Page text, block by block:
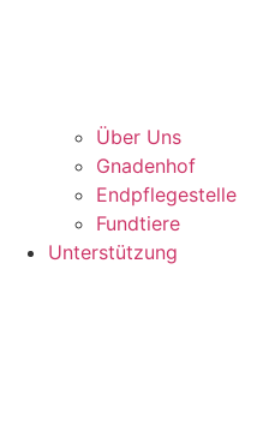
Über Uns
Gnadenhof
Endpflegestelle
Fundtiere
Unterstützung